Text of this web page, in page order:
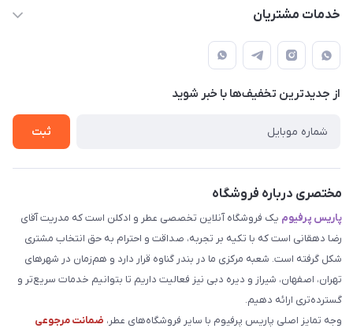
دهقانی
حساب کاربری
لیست محصولات
درباره ما
خدمات مشتریان
قوانین و مقررات
حریم خصوصی
راهنما
از جدید‌ترین تخفیف‌ها با‌ خبر شوید
ثبت
مختصری درباره فروشگاه
پاریس پرفیوم یک فروشگاه آنلاین تخصصی عطر و ادکلن است که مدریت آقای
رضا دهقانی است که با تکیه بر تجربه، صداقت و احترام به حق انتخاب مشتری
شکل گرفته است. شعبه مرکزی ما در بندر گناوه قرار دارد و هم‌زمان در شهرهای
تهران، اصفهان، شیراز و دیره دبی نیز فعالیت داریم تا بتوانیم خدمات سریع‌تر و
گسترده‌تری ارائه دهیم.
وجه تمایز اصلی پاریس پرفیوم با سایر فروشگاه‌های عطر، ضمانت مرجوعی